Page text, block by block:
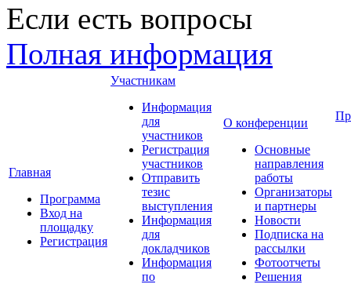
Если есть вопросы
Полная информация
Главная
Программа
Вход на
площадку
Регистрация
Участникам
Информация
для
участников
Регистрация
участников
Отправить
тезис
выступления
Информация
для
докладчиков
Информация
по
О конференции
Основные
направления
работы
Организаторы
и партнеры
Новости
Подписка на
рассылки
Фотоотчеты
Решения